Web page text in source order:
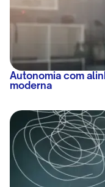
Autonomia com
moderna